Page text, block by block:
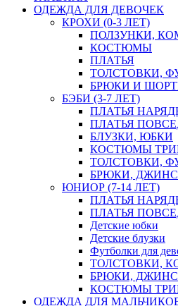
ОДЕЖДА ДЛЯ ДЕВОЧЕК
КРОХИ (0-3 ЛЕТ)
ПОЛЗУНКИ,
КОСТЮМЫ
ПЛАТЬЯ
ТОЛСТОВКИ,
БРЮКИ И
БЭБИ (3-7 ЛЕТ)
ПЛАТЬЯ
ПЛАТЬЯ
БЛУЗКИ, ЮБКИ
КОСТЮМЫ
ТОЛСТОВКИ,
БРЮКИ,
ЮНИОР (7-14 ЛЕТ)
ПЛАТЬЯ
ПЛАТЬЯ
Детские юбки
Детские блузки
Футболки для
ТОЛСТОВКИ,
БРЮКИ,
КОСТЮМЫ
ОДЕЖДА ДЛЯ